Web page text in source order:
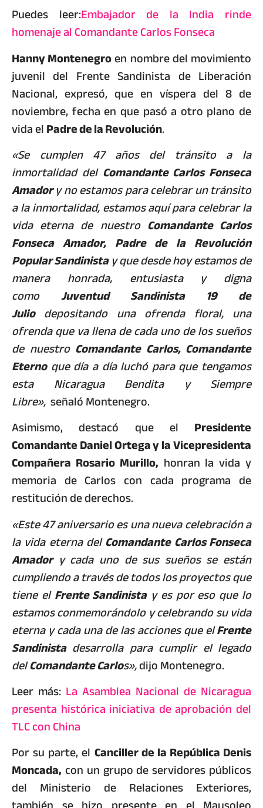
Puedes leer:Embajador de la India rinde
homenaje al Comandante Carlos Fonseca
Hanny Montenegroen nombre del movimiento
juvenil del Frente Sandinista de Liberación
Nacional, expresó, que en víspera del 8 de
noviembre, fecha en que pasó a otro plano de
vida elPadre de la Revolución.
«Se cumplen 47 años del tránsito a la
inmortalidad del Comandante Carlos Fonseca
Amadory no estamos para celebrar un tránsito
a la inmortalidad, estamos aquí para celebrar la
vida eterna de nuestro Comandante Carlos
Fonseca Amador, Padre de la Revolución
Popular Sandinistay que desde hoy estamos de
manera honrada, entusiasta y digna
como Juventud Sandinista 19 de
Juliodepositando una ofrenda floral, una
ofrenda que va llena de cada uno de los sueños
de nuestro Comandante Carlos, Comandante
Eternoque día a día luchó para que tengamos
esta Nicaragua Bendita y Siempre
Libre», señaló Montenegro.
Asimismo, destacó que el Presidente
Comandante Daniel Ortega y la Vicepresidenta
Compañera Rosario Murillo, honran la vida y
memoria de Carlos con cada programa de
restitución de derechos.
«Este 47 aniversario es una nueva celebración a
la vida eterna delComandante Carlos Fonseca
Amadory cada uno de sus sueños se están
cumpliendo a través de todos los proyectos que
tiene elFrente Sandinistay es por eso que lo
estamos conmemorándolo y celebrando su vida
eterna y cada una de las acciones que elFrente
Sandinistadesarrolla para cumplir el legado
delComandante Carlos»,dijo Montenegro.
Leer más: La Asamblea Nacional de Nicaragua
presenta histórica iniciativa de aprobación del
TLC con China
Por su parte, el Canciller de la República Denis
Moncada,con un grupo de servidores públicos
del Ministerio de Relaciones Exteriores,